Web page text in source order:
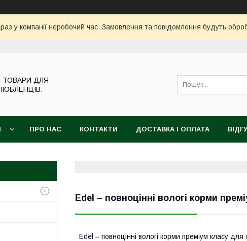
у компанії неробочий час. Замовлення та повідомлення будуть
ТОВАРИ ДЛЯ
ПРО НАС КОНТАКТИ ДОСТАВКА І ОПЛАТА
Edel – повноцінні вологі корми
Edel – повноцінні вологі корми преміум класу